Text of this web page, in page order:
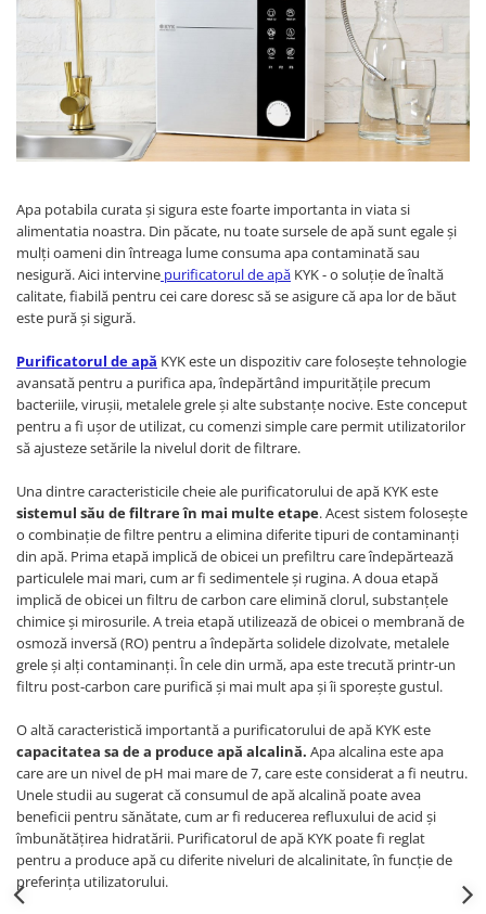
chiuvete
Accesorii chiuvete bucatarie
Gratar protectie chiuveta
Scurgator farfurii
Suporti burete
Tocatoare lemn si sticla
Tavita scurgere vase/legume/fructe
Dispenser detergent
Rasnite de cafea
Roboti de bucatarie
Spumarea laptelui
Combine frigorifice
Espressoare cafea
Aparate de gatit-aragazuri
Masina de spalat vase
Accesorii
Termostate si senzori Livolo
Sonerii electrice
Construieste singur
Module
Panouri si rame
Apa potabila curata și sigura este foarte importanta in viata si
alimentatia noastra. Din păcate, nu toate sursele de apă sunt egale și
mulți oameni din întreaga lume consuma apa contaminată sau
nesigură. Aici intervine purificatorul de apă KYK - o soluție de înaltă
calitate, fiabilă pentru cei care doresc să se asigure că apa lor de băut
este pură și sigură.
Purificatorul de apă KYK este un dispozitiv care folosește tehnologie
avansată pentru a purifica apa, îndepărtând impuritățile precum
bacteriile, virușii, metalele grele și alte substanțe nocive. Este conceput
pentru a fi ușor de utilizat, cu comenzi simple care permit utilizatorilor
să ajusteze setările la nivelul dorit de filtrare.
Una dintre caracteristicile cheie ale purificatorului de apă KYK este
sistemul său de filtrare în mai multe etape. Acest sistem folosește
o combinație de filtre pentru a elimina diferite tipuri de contaminanți
din apă. Prima etapă implică de obicei un prefiltru care îndepărtează
particulele mai mari, cum ar fi sedimentele și rugina. A doua etapă
implică de obicei un filtru de carbon care elimină clorul, substanțele
chimice și mirosurile. A treia etapă utilizează de obicei o membrană de
osmoză inversă (RO) pentru a îndepărta solidele dizolvate, metalele
grele și alți contaminanți. În cele din urmă, apa este trecută printr-un
filtru post-carbon care purifică și mai mult apa și îi sporește gustul.
O altă caracteristică importantă a purificatorului de apă KYK este
capacitatea sa de a produce apă alcalină. Apa alcalina este apa
care are un nivel de pH mai mare de 7, care este considerat a fi neutru.
Unele studii au sugerat că consumul de apă alcalină poate avea
beneficii pentru sănătate, cum ar fi reducerea refluxului de acid și
îmbunătățirea hidratării. Purificatorul de apă KYK poate fi reglat
pentru a produce apă cu diferite niveluri de alcalinitate, în funcție de
preferința utilizatorului.